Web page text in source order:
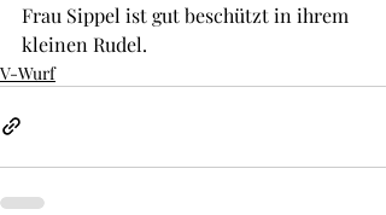
Frau Sippel ist gut beschützt in ihrem
kleinen Rudel.
V-Wurf